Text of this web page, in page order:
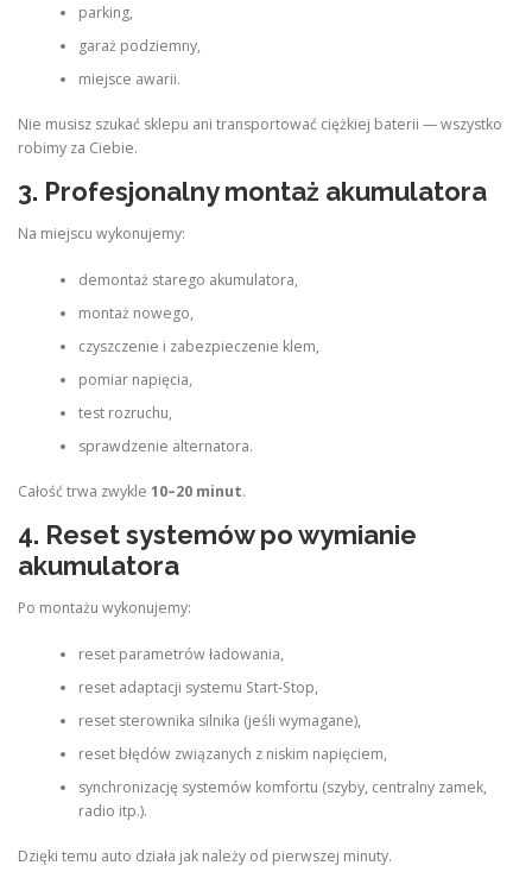
parking,
garaż podziemny,
miejsce awarii.
Nie musisz szukać sklepu ani transportować ciężkiej baterii — wszystko
robimy za Ciebie.
3. Profesjonalny montaż akumulatora
Na miejscu wykonujemy:
demontaż starego akumulatora,
montaż nowego,
czyszczenie i zabezpieczenie klem,
pomiar napięcia,
test rozruchu,
sprawdzenie alternatora.
Całość trwa zwykle 10–20 minut.
4. Reset systemów po wymianie
akumulatora
Po montażu wykonujemy:
reset parametrów ładowania,
reset adaptacji systemu Start-Stop,
reset sterownika silnika (jeśli wymagane),
reset błędów związanych z niskim napięciem,
synchronizację systemów komfortu (szyby, centralny zamek,
radio itp.).
Dzięki temu auto działa jak należy od pierwszej minuty.